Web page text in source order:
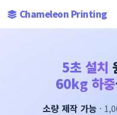
Chameleon Printing
5초 설치
60kg 하중
소량 제작 가능 ·